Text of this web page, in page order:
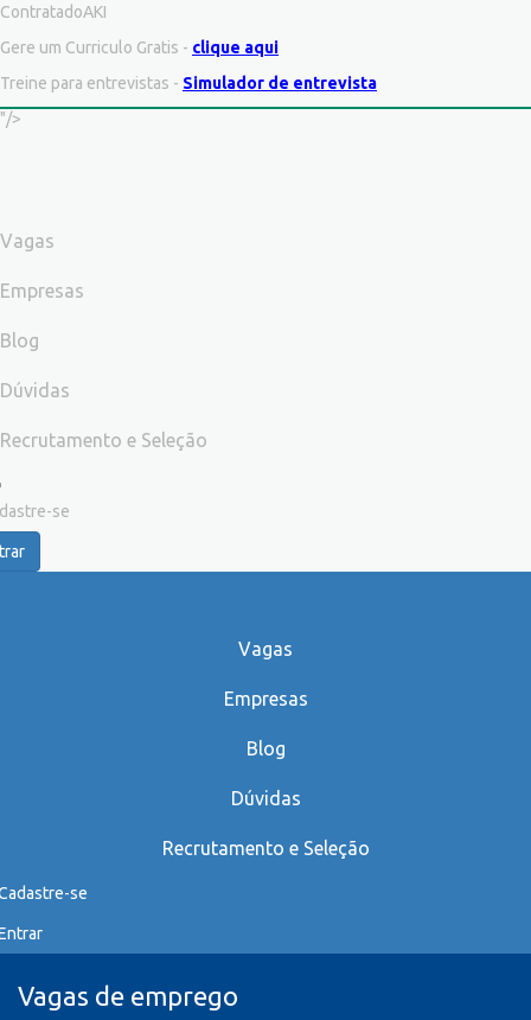
ContratadoAKI
Gere um Curriculo Gratis - clique aqui
Treine para entrevistas - Simulador de entrevista
"/>
Vagas
Empresas
Blog
Dúvidas
Recrutamento e Seleção
se
Vagas
Empresas
Blog
Dúvidas
Recrutamento e Seleção
se
Vagas de emprego